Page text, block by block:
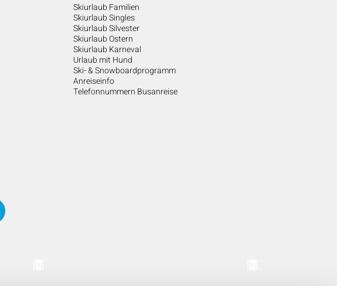
Skiurlaub Familien
Skiurlaub Singles
Skiurlaub Silvester
Skiurlaub Ostern
Skiurlaub Karneval
Urlaub mit Hund
Ski- & Snowboardprogramm
Anreiseinfo
Telefonnummern Busanreise